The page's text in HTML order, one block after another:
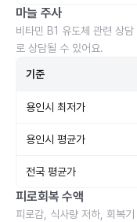
마늘 주사
비타민 B1 유도체 관련 상
로 상담될 수 있어요.
기준
용인시 최저가
용인시 평균가
전국 평균가
피로회복 수액
피로감, 식사량 저하, 회복